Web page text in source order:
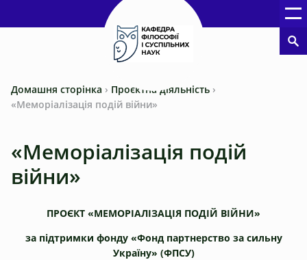
Домашня сторінка › Проєктна діяльність ›
«Меморіалізація подій війни»
«Меморіалізація подій
війни»
ПРОЄКТ «МЕМОРІАЛІЗАЦІЯ ПОДІЙ ВІЙНИ»
за підтримки фонду «Фонд партнерство за сильну
Україну» (ФПСУ)